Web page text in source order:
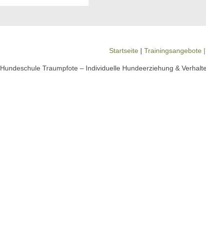
Startseite | Trainingsangebote |
Hundeschule Traumpfote – Individuelle Hundeerziehung &